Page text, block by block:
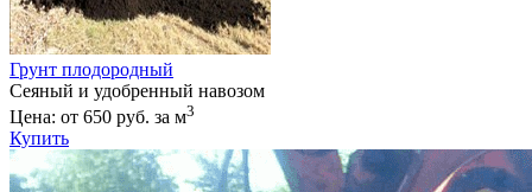
Грунт плодородный
Сеяный и удобренный навозом
Цена: от 650 руб. за м3
Купить